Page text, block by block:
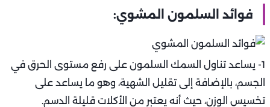
فوائد السلمون المشوي:
1- يساعد تناول السمك السلمون على رفع مستوى الحرق في
الجسم، بالإضافة إلى تقليل الشهية، وهو ما يساعد على
تخسيس الوزن، حيث أنه يعتبر من الأكلات قليلة الدسم.